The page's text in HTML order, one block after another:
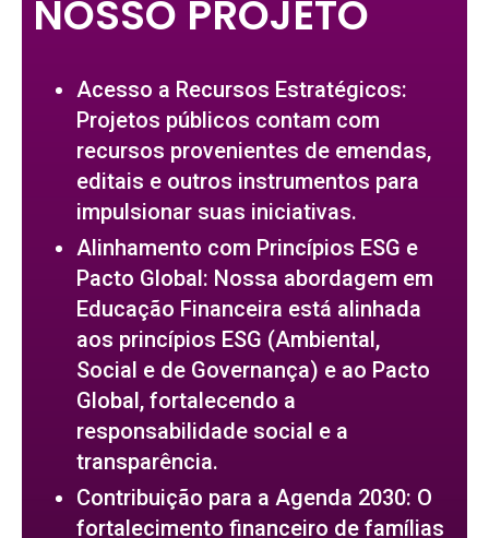
NOSSO PROJETO
Acesso a Recursos Estratégicos:
Projetos públicos contam com
recursos provenientes de emendas,
editais e outros instrumentos para
impulsionar suas iniciativas.
Alinhamento com Princípios ESG e
Pacto Global: Nossa abordagem em
Educação Financeira está alinhada
aos princípios ESG (Ambiental,
Social e de Governança) e ao Pacto
Global, fortalecendo a
responsabilidade social e a
transparência.
Contribuição para a Agenda 2030: O
fortalecimento financeiro de famílias